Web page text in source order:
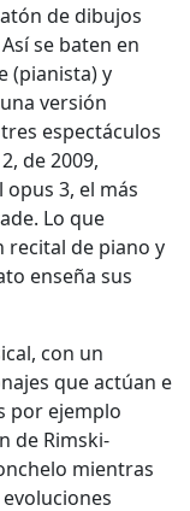
de dibujos
se baten en
(pianista) y
versión
espectáculos
de 2009,
3, el más
Lo que
recital de piano y
enseña sus
con un
que actúan e
por ejemplo
de Rimski-
mientras